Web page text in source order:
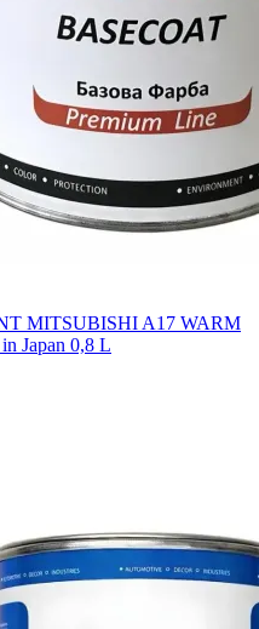
MITSUBISHI A17 WARM
Japan 0,8 L